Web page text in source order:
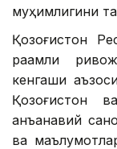
муҳимлигини
Қозоғистон
рақамли
кенгаши
Қозоғистон
анъанавий
ва